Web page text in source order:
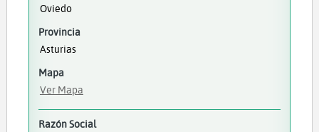
Oviedo
Provincia
Asturias
Mapa
Ver Mapa
Razón Social